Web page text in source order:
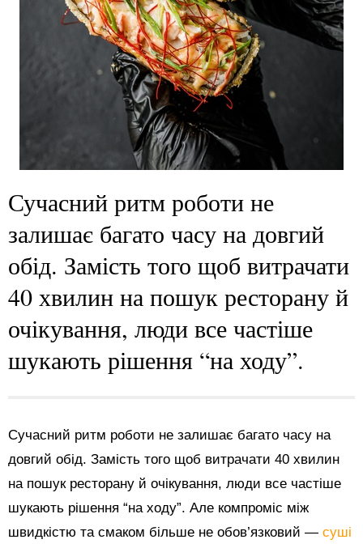
Сучасний ритм роботи не
залишає багато часу на довгий
обід. Замість того щоб витрачати
40 хвилин на пошук ресторану й
очікування, люди все частіше
шукають рішення “на ходу”.
Сучасний ритм роботи не залишає багато часу на
довгий обід. Замість того щоб витрачати 40 хвилин
на пошук ресторану й очікування, люди все частіше
шукають рішення “на ходу”. Але компроміс між
швидкістю та смаком більше не обов’язковий — суші